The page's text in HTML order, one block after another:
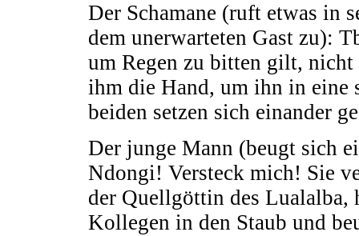
Der Schamane (ruft etwas in
dem unerwarteten Gast zu):
um Regen zu bitten gilt,
ihm die Hand, um ihn in eine
beiden setzen sich einander
Der junge Mann (beugt sich
Ndongi! Versteck mich! Sie
der Quellgöttin des
Kollegen in den Staub und